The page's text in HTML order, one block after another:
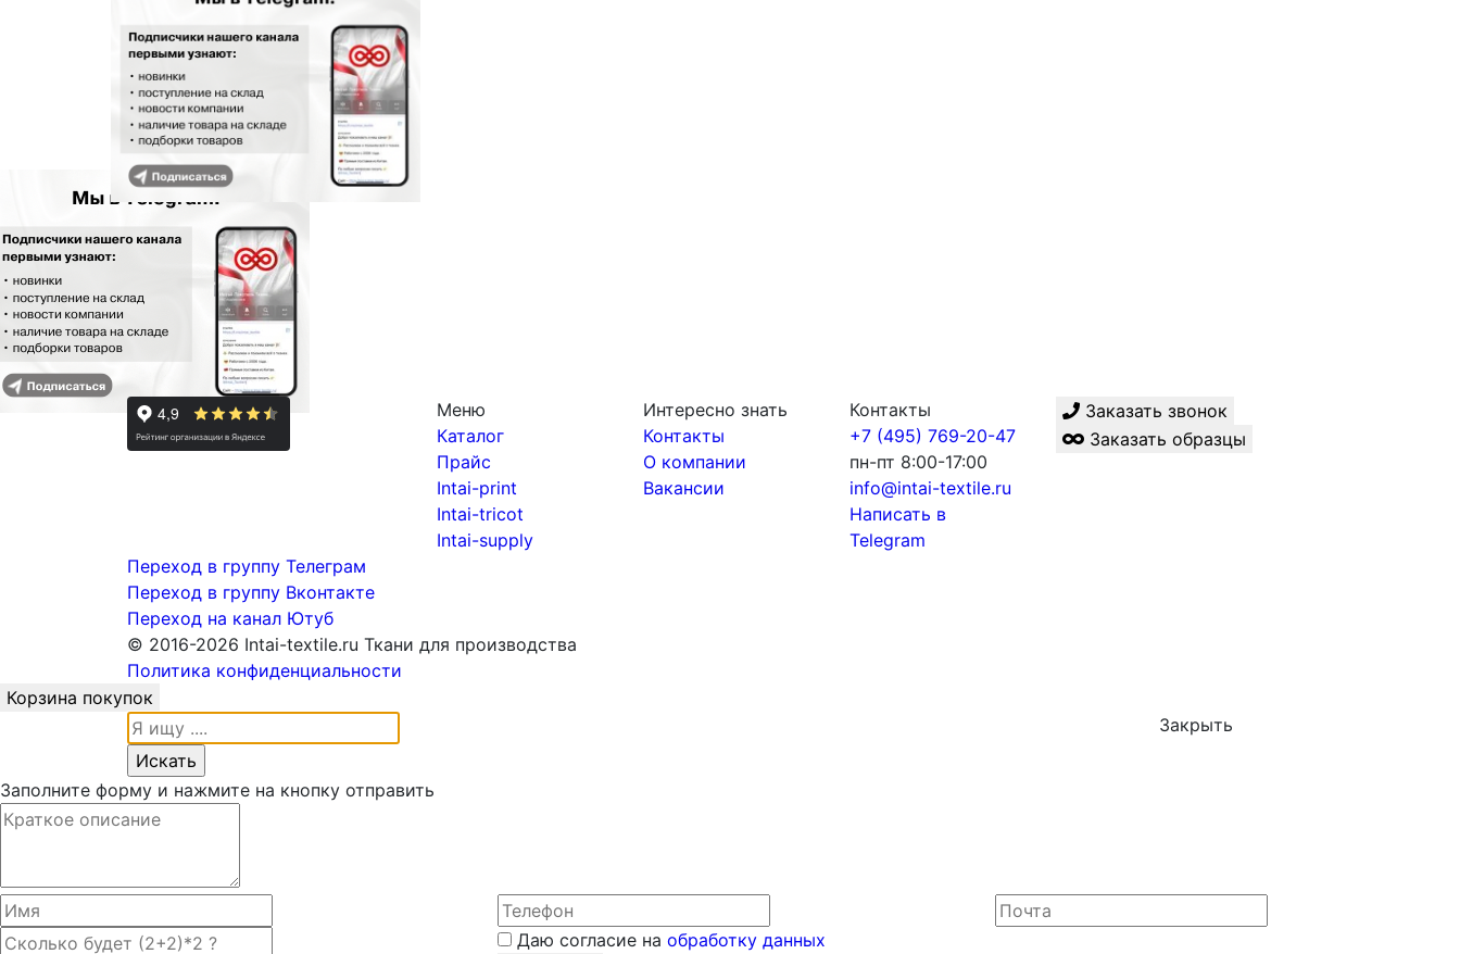
Меню
Каталог
Прайс
Intai-print
Intai-tricot
Intai-supply
Интересно знать
Контакты
О компании
Вакансии
Контакты
+7 (495) 769-20-47
пн-пт 8:00-17:00
info@intai-textile.ru
Написать в
Telegram
Заказать звонок
Заказать образцы
Переход в группу Телеграм
Переход в группу Вконтакте
Переход на канал Ютуб
© 2016-2026 Intai-textile.ru Ткани для производства
Политика конфиденциальности
Корзина покупок
Закрыть
Заполните форму и нажмите на кнопку отправить
Даю согласие на обработку данных